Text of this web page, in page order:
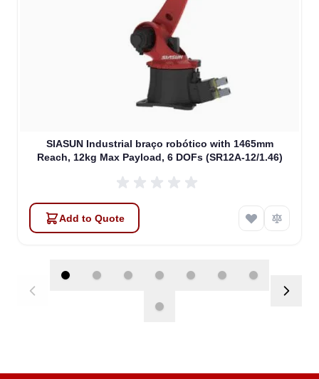
SIASUN Industrial braço robótico with 1465mm
Reach, 12kg Max Payload, 6 DOFs (SR12A-12/1.46)
Add to Quote